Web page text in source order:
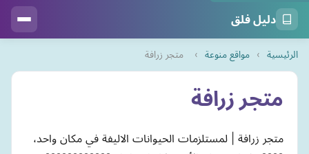
دليل فلق
الرئيسية › مواقع منوعة › متجر زرافة
متجر زرافة
متجر زرافة | لمستلزمات الحيوانات الاليفة في مكان واحد،